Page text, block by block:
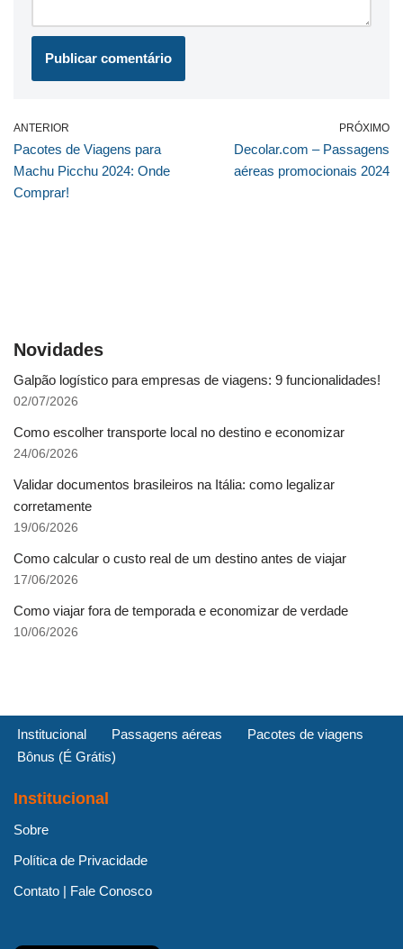
ANTERIOR
Pacotes de Viagens para
Machu Picchu 2024: Onde
Comprar!
PRÓXIMO
Decolar.com – Passagens
aéreas promocionais 2024
Novidades
Galpão logístico para empresas de viagens: 9 funcionalidades!
02/07/2026
Como escolher transporte local no destino e economizar
24/06/2026
Validar documentos brasileiros na Itália: como legalizar
corretamente
19/06/2026
Como calcular o custo real de um destino antes de viajar
17/06/2026
Como viajar fora de temporada e economizar de verdade
10/06/2026
Institucional Passagens aéreas
Pacotes de viagens
Bônus (É Grátis)
Institucional
Sobre
Política de Privacidade
Contato | Fale Conosco